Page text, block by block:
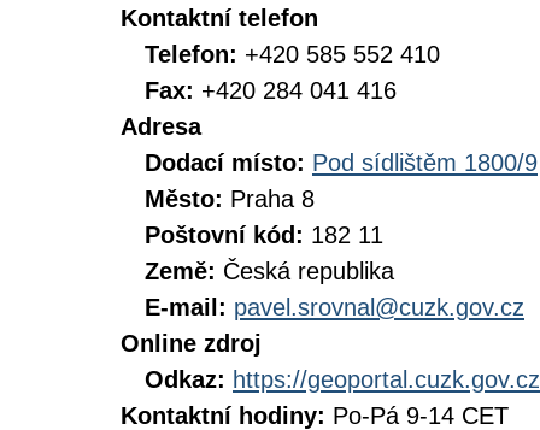
Kontaktní telefon
Telefon: +420 585 552 410
Fax: +420 284 041 416
Adresa
Dodací místo: Pod sídlištěm 1800/9
Město: Praha 8
Poštovní kód: 182 11
Země: Česká republika
E-mail: pavel.srovnal@cuzk.gov.cz
Online zdroj
Odkaz: https://geoportal.cuzk.gov.cz
Kontaktní hodiny: Po-Pá 9-14 CET